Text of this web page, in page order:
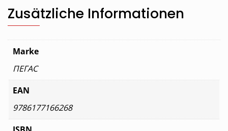
Zusätzliche Informationen
Marke
ПЕГАС
EAN
9786177166268